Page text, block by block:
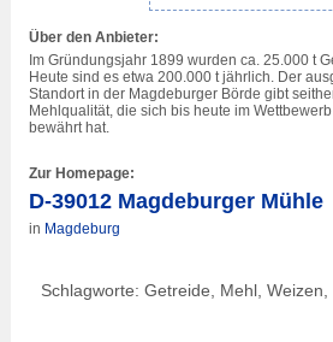
Über den Anbieter:
Im Gründungsjahr 1899 wurden ca. 25.000 t
Heute sind es etwa 200.000 t jährlich. Der
Standort in der Magdeburger Börde gibt
Mehlqualität, die sich bis heute im
bewährt hat.
Zur Homepage:
D-39012 Magdeburger Mühle
in Magdeburg
Schlagworte: Getreide, Mehl, Weizen,